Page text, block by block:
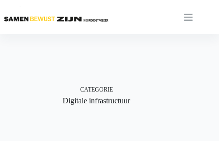
de
CATEGORIE
Digitale infrastructuur